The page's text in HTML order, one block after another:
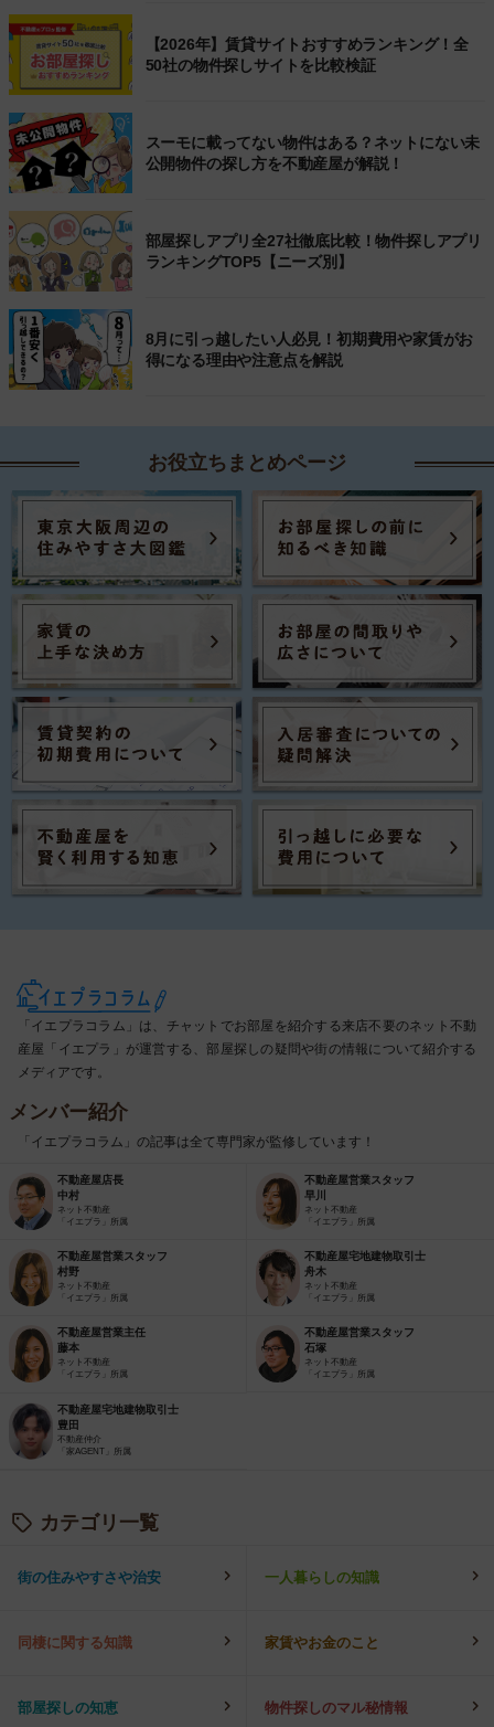
【2026年】賃貸サイトおすすめランキング！全
50社の物件探しサイトを比較検証
スーモに載ってない物件はある？ネットにない未
公開物件の探し方を不動産屋が解説！
部屋探しアプリ全27社徹底比較！物件探しアプリ
ランキングTOP5【ニーズ別】
8月に引っ越したい人必見！初期費用や家賃がお
得になる理由や注意点を解説
お役立ちまとめページ
「イエプラコラム」は、チャットでお部屋を紹介する来店不要のネット不動
産屋「イエプラ」が運営する、部屋探しの疑問や街の情報について紹介する
メディアです。
メンバー紹介
「イエプラコラム」の記事は全て専門家が監修しています！
不動産屋店長
中村
ネット不動産
「イエプラ」所属
不動産屋営業スタッフ
早川
ネット不動産
「イエプラ」所属
不動産屋営業スタッフ
村野
ネット不動産
「イエプラ」所属
不動産屋宅地建物取引士
舟木
ネット不動産
「イエプラ」所属
不動産屋営業主任
藤本
ネット不動産
「イエプラ」所属
不動産屋営業スタッフ
石塚
ネット不動産
「イエプラ」所属
不動産屋宅地建物取引士
豊田
不動産仲介
「家AGENT」所属
カテゴリ一覧
街の住みやすさや治安 一人暮らしの知識
同棲に関する知識 家賃やお金のこと
部屋探しの知恵 物件探しのマル秘情報